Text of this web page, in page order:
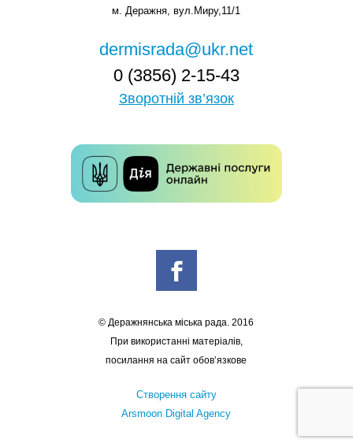
м. Деражня, вул.Миру,11/1
dermisrada@ukr.net
0 (3856) 2-15-43
Зворотній зв’язок
© Деражнянська міська рада. 2016
При використанні матеріалів,
посилання на сайт обов’язкове
Створення сайту
Arsmoon Digital Agency